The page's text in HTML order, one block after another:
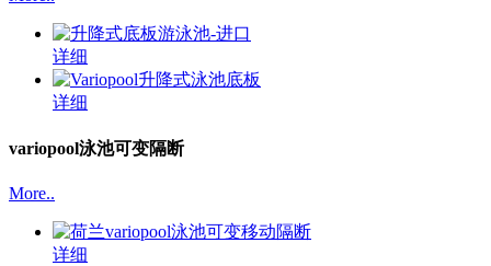
详细
详细
variopool泳池可变隔断
More..
详细